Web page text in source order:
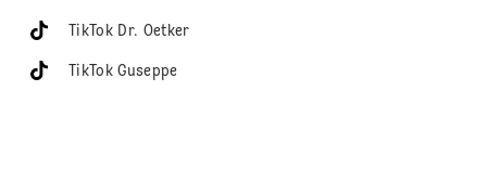
TikTok Dr. Oetker
TikTok Guseppe